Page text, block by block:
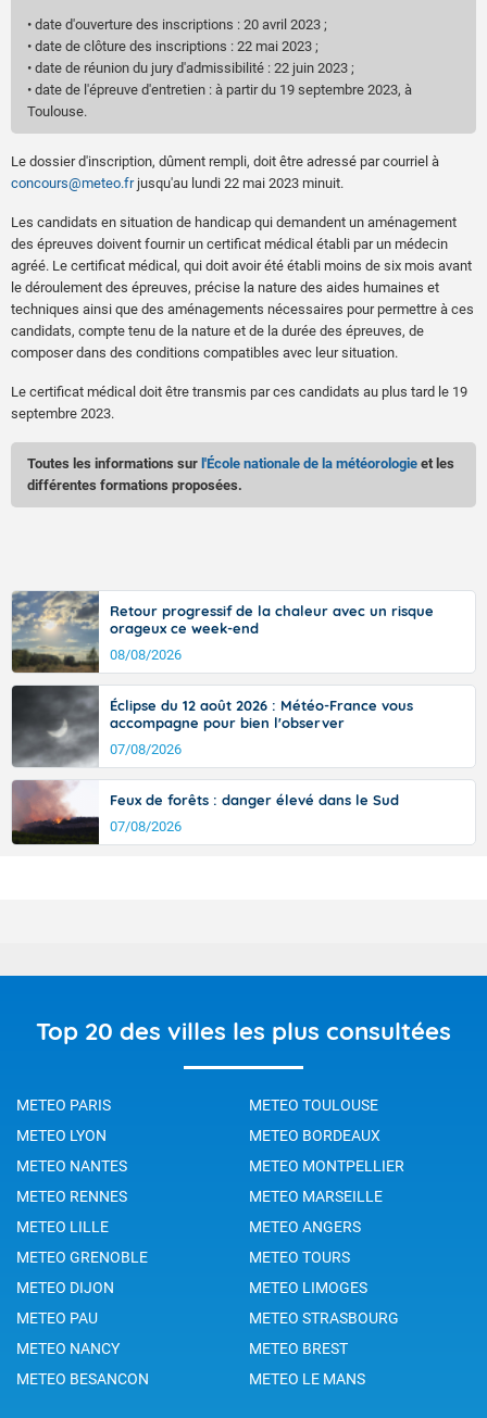
• date d'ouverture des inscriptions : 20 avril 2023 ;
• date de clôture des inscriptions : 22 mai 2023 ;
• date de réunion du jury d'admissibilité : 22 juin 2023 ;
• date de l'épreuve d'entretien : à partir du 19 septembre 2023, à
Toulouse.
Le dossier d'inscription, dûment rempli, doit être adressé par courriel à
concours@meteo.frjusqu'au lundi 22 mai 2023 minuit.
Les candidats en situation de handicap qui demandent un aménagement
des épreuves doivent fournir un certificat médical établi par un médecin
agréé. Le certificat médical, qui doit avoir été établi moins de six mois avant
le déroulement des épreuves, précise la nature des aides humaines et
techniques ainsi que des aménagements nécessaires pour permettre à ces
candidats, compte tenu de la nature et de la durée des épreuves, de
composer dans des conditions compatibles avec leur situation.
Le certificat médical doit être transmis par ces candidats au plus tard le 19
septembre 2023.
Toutes les informations sur l'École nationale de la météorologie et les
différentes formations proposées.
Retour progressif de la chaleur avec un risque
orageux ce week-end
08/08/2026
Éclipse du 12 août 2026 : Météo-France vous
accompagne pour bien l'observer
07/08/2026
Feux de forêts : danger élevé dans le Sud
07/08/2026
Top 20 des villes les plus consultées
METEO PARIS
METEO TOULOUSE
METEO LYON
METEO BORDEAUX
METEO NANTES
METEO MONTPELLIER
METEO RENNES
METEO MARSEILLE
METEO LILLE
METEO ANGERS
METEO GRENOBLE
METEO TOURS
METEO DIJON
METEO LIMOGES
METEO PAU
METEO STRASBOURG
METEO NANCY
METEO BREST
METEO BESANCON
METEO LE MANS